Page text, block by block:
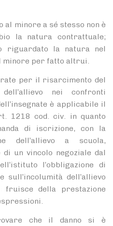
al minore a sé stesso non è
la natura contrattuale;
riguardato la natura nel
minore per fatto altrui.
per il risarcimento del
nei confronti
è applicabile il
1218 cod. civ. in quanto
di iscrizione, con la
dell’allievo a scuola,
di un vincolo negoziale dal
l’obbligazione di
dell’allievo
della prestazione
che il danno si è